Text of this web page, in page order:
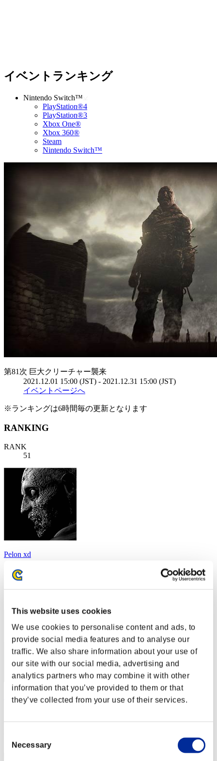
This website uses cookies
We use cookies to personalise content and ads, to
provide social media features and to analyse our
traffic. We also share information about your use of
our site with our social media, advertising and
analytics partners who may combine it with other
information that you’ve provided to them or that
they’ve collected from your use of their services.
Selection
Necessary
イベントランキング
Nintendo Switch™
PlayStation®4
PlayStation®3
Xbox One®
Xbox 360®
Steam
Nintendo Switch™
第81次 巨大クリーチャー襲来
2021.12.01 15:00 (JST) - 2021.12.31 15:00 (JST)
イベントページへ
※ランキングは6時間毎の更新となります
RANKING
RANK
51
Pelon xd
スコア:2310066
RANK
リバにゃん